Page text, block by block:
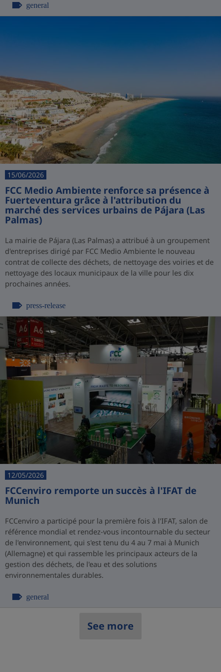
general
15/06/2026
FCC Medio Ambiente renforce sa présence à
Fuerteventura grâce à l'attribution du
marché des services urbains de Pájara (Las
Palmas)
La mairie de Pájara (Las Palmas) a attribué à un groupement
d'entreprises dirigé par FCC Medio Ambiente le nouveau
contrat de collecte des déchets, de nettoyage des voiries et de
nettoyage des locaux municipaux de la ville pour les dix
prochaines années.
press-release
12/05/2026
FCCenviro remporte un succès à l'IFAT de
Munich
FCCenviro a participé pour la première fois à l'IFAT, salon de
référence mondial et rendez-vous incontournable du secteur
de l'environnement, qui s'est tenu du 4 au 7 mai à Munich
(Allemagne) et qui rassemble les principaux acteurs de la
gestion des déchets, de l'eau et des solutions
environnementales durables.
general
See more